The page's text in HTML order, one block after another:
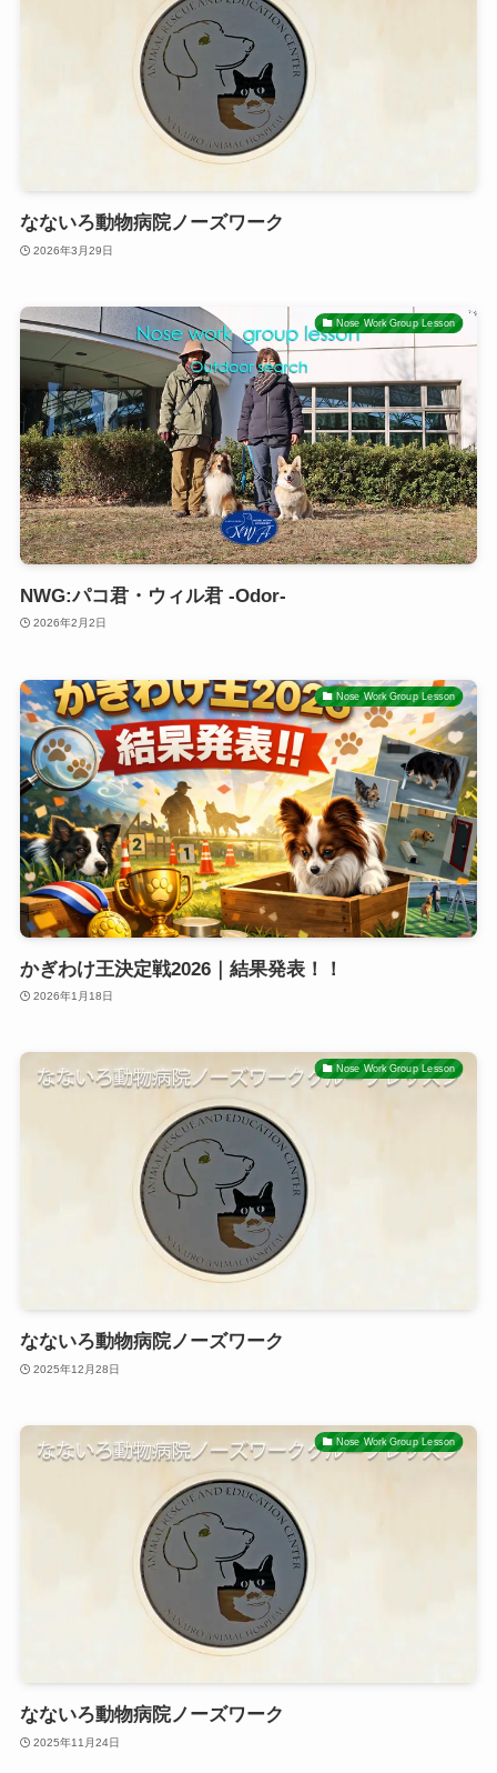
なないろ動物病院ノーズワーク
2026年3月29日
Nose Work Group Lesson
NWG:パコ君・ウィル君 -Odor-
2026年2月2日
Nose Work Group Lesson
かぎわけ王決定戦2026｜結果発表！！
2026年1月18日
Nose Work Group Lesson
なないろ動物病院ノーズワーク
2025年12月28日
Nose Work Group Lesson
なないろ動物病院ノーズワーク
2025年11月24日